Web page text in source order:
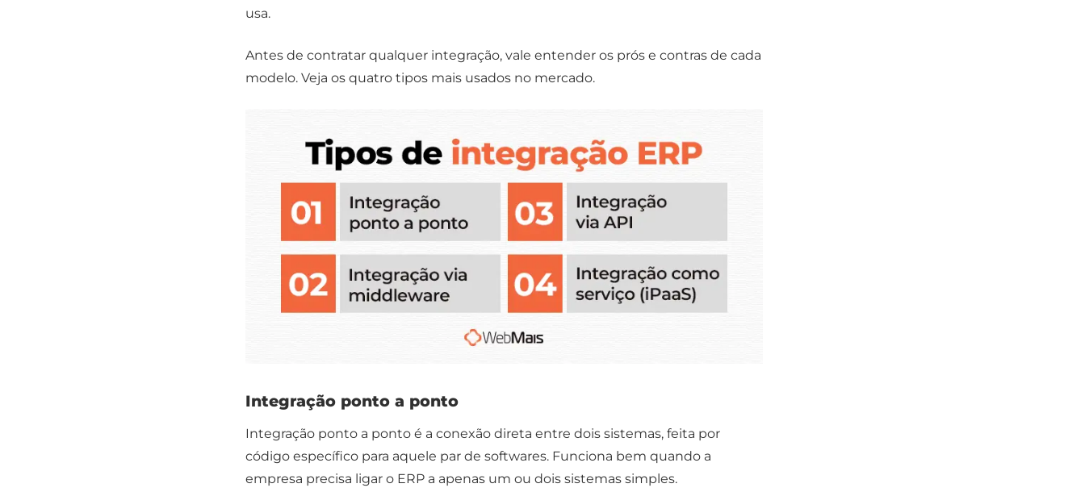
usa.
Antes de contratar qualquer integração, vale entender os prós e contras de cada
modelo. Veja os quatro tipos mais usados no mercado.
Integração ponto a ponto
Integração ponto a ponto é a conexão direta entre dois sistemas, feita por
código específico para aquele par de softwares. Funciona bem quando a
empresa precisa ligar o ERP a apenas um ou dois sistemas simples.